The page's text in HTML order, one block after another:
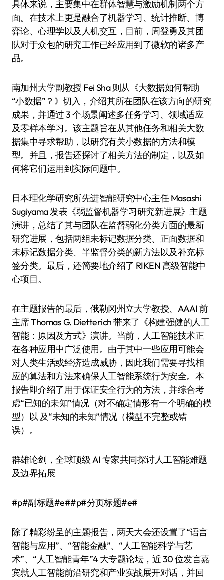
具体来说，主要集中在群体智慧与激励机制两个方
面。在技术上更是融合了机器学习、统计推断、博
弈论、心理学以及人机交互，目前，周登勇及其团
队对于众包的研究工作已经应用到了微软的诸多产
品。
南加州大学副教授 Fei Sha 则从《大数据如何帮助
“小数据”？》切入，介绍其所在团队在该方向的研究
成果，并通过 3 个场景阐述多任务学习、领域适应
及零样本学习。该主题旨在从其他任务和相关大数
据集中寻求帮助，以研究有关小数据的方法和模
型。并且，报告还探讨了相关方法的制定，以及如
何将它们运用到实际问题中。
日本理化学研究所先进智能研究中心主任 Masashi
Sugiyama 发表《弱监督机器学习研究新进展》主题
演讲，总结了其与团队在监督弱化分类方面的最新
研究进展，包括两组未标记数据分类、正面数据和
未标记数据分类、半监督分类的新方法以及补充标
签分类。最后，还简要地介绍了 RIKEN 高级智能中
心项目。
在主题报告的最后，俄勒冈州立大学教授、AAAI 前
主席 Thomas G. Dietterich 带来了《构建强健的人工
智能：原因及方式》演讲。当前，人工智能技术正
在各种应用中广泛使用。由于其中一些应用可能会
对人类生活或经济造成威胁，因此我们需要寻找相
应的算法和方法来确保人工智能系统行为安全。本
报告即介绍了用于保证安全行为的方法，并综合考
虑“已知的未知”情况（对不确定情形有一个明确的模
型）以 及“未知的未知”情况（模型不完整或错
误）。
群雄论剑，全球顶级 AI 专家共同探讨人工智能难题
及边界拓展
#p#副标题#e##p#分页标题#e#
除了精彩纷呈的主题报告，两天大会还设置了“语言
智能与应用”、“智能金融”、“人工智能科学与艺
术”、“人工智能青年”4 大专题论坛，近 30 位发言嘉
宾就人工智能前沿研究和产业实战展开对话，并回